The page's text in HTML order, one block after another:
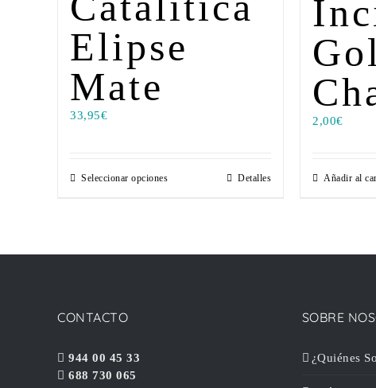
Elipse
Mate
33,95€
Seleccionar opciones Detalles
2,00€
Añadir al
CONTACTO
944 00 45 33
688 730 065
SOBRE
¿Quiénes